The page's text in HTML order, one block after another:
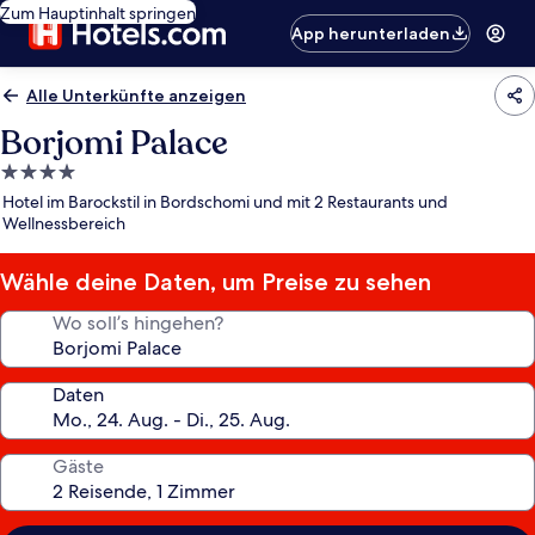
Zum Hauptinhalt springen
App herunterladen
Alle Unterkünfte anzeigen
Borjomi Palace
4.0-
Sterne-
Unterkunft
Hotel im Barockstil in Bordschomi und mit 2 Restaurants und
Wellnessbereich
Wähle deine Daten, um Preise zu sehen
Wo soll’s hingehen?
Daten
Gäste